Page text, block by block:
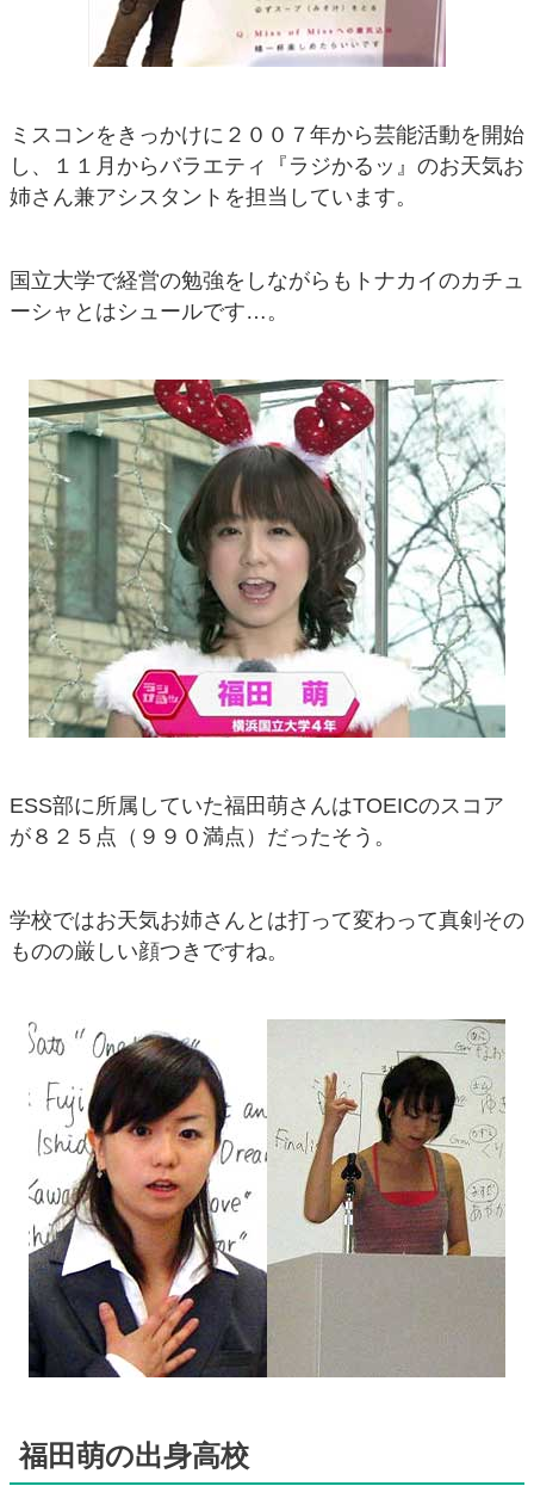
ミスコンをきっかけに２００７年から芸能活動を開始
し、１１月からバラエティ『ラジかるッ』のお天気お
姉さん兼アシスタントを担当しています。
国立大学で経営の勉強をしながらもトナカイのカチュ
ーシャとはシュールです…。
ESS部に所属していた福田萌さんはTOEICのスコア
が８２５点（９９０満点）だったそう。
学校ではお天気お姉さんとは打って変わって真剣その
ものの厳しい顔つきですね。
福田萌の出身高校